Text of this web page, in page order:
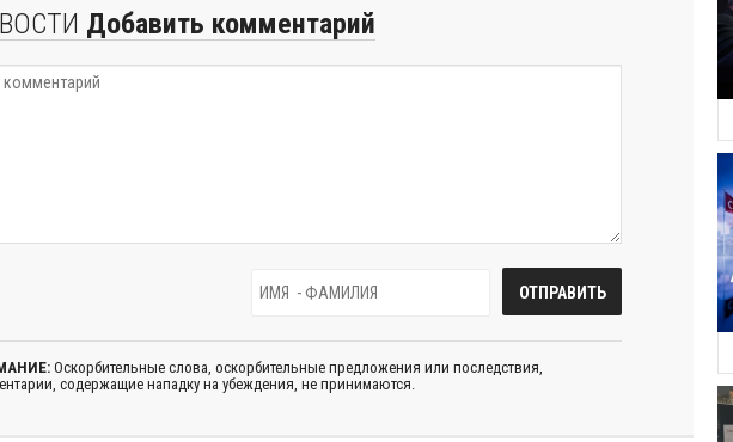
Добавить комментарий
Оскорбительные слова, оскорбительные предложения или последствия,
содержащие нападку на убеждения, не принимаются.